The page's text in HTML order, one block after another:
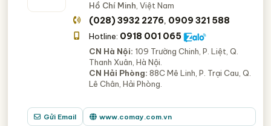
Hồ Chí Minh , Việt Nam
(028) 3932 2276, 0909 321 588
Hotline: 0918 001 065
CN Hà Nội: 109 Trường Chinh, P. Liệt, Q.
Thanh Xuân, Hà Nội.
CN Hải Phòng: 88C Mê Linh, P. Trại Cau, Q.
Lê Chân, Hải Phòng.
Gửi Email www.comay.com.vn